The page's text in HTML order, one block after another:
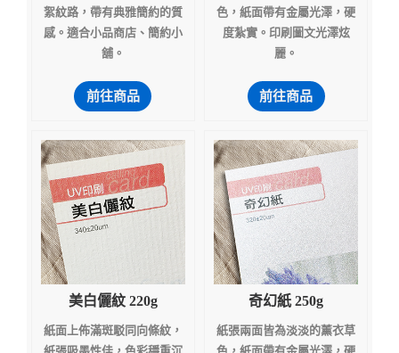
絮紋路，帶有典雅簡約的質
感。適合小品商店、簡約小
舖。
前往商品
色，紙面帶有金屬光澤，硬
度紮實。印刷圖文光澤炫
麗。
前往商品
美白儷紋 220g
紙面上佈滿斑駁同向條紋，
奇幻紙 250g
紙張兩面皆為淡淡的薰衣草